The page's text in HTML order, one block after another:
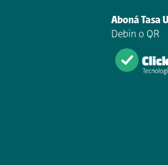
Aboná Tasa
Debin o QR